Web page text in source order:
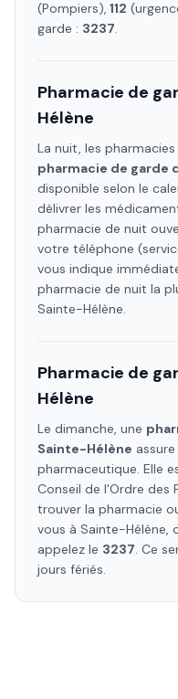
(Pompiers), 112
garde : 3237.
Pharmacie de
Hélène
La nuit, les
pharmacie de garde
disponible selon le
délivrer les
pharmacie de nuit
votre téléphone
vous indique
pharmacie de nuit la
Sainte-Hélène.
Pharmacie de
Hélène
Le dimanche, une
Sainte-Hélène
pharmaceutique. Elle
Conseil de l'Ordre des
trouver la pharmacie
vous à Sainte-Hélène,
appelez le 3237. Ce
jours fériés.